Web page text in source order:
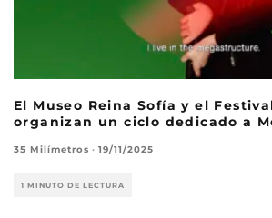
El Museo Reina Sofía y el
organizan un ciclo dedicado a
35 Milímetros · 19/11/2025
1 MINUTO DE LECTURA